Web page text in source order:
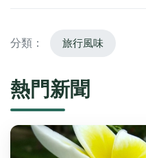
分類： 旅行風味
熱門新聞